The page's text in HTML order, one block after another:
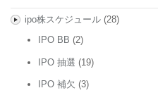
ipo株スケジュール(28)
IPO BB (2)
IPO 抽選 (19)
IPO 補欠 (3)